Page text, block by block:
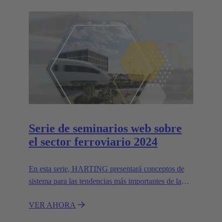
Serie de seminarios web sobre
el sector ferroviario 2024
En esta serie, HARTING presentará conceptos de
sistema para las tendencias más importantes de la
VER AHORA